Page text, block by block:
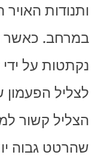
ותנודות
במרחב. כאשר
נקתטות על
לצליל הפעמון
הצליל קשור
שהרטט גבוה